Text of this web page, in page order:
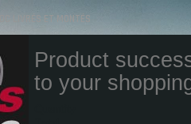
LIVRÉS ET MONTÉS
Product
to your